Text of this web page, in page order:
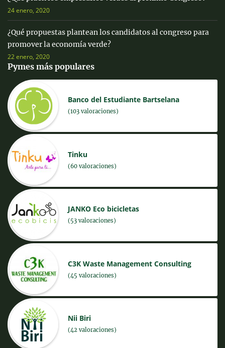
24 enero, 2020
¿Qué propuestas plantean los candidatos al congreso para
promover la economía verde?
22 enero, 2020
Pymes más populares
Banco del Estudiante Bartselana
(103 valoraciones)
Tinku
(60 valoraciones)
JANKO Eco bicicletas
(53 valoraciones)
C3K Waste Management Consulting
(45 valoraciones)
Nii Biri
(42 valoraciones)